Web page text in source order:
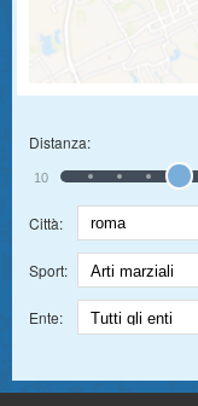
Distanza:
10
Città:
Sport:
Ente: